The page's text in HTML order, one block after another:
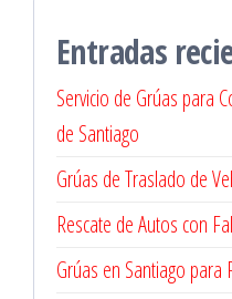
Entradas
Servicio de Grúas para
de Santiago
Grúas de Traslado de
Rescate de Autos con
Grúas en Santiago para